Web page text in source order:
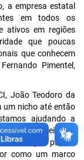
a empresa estatal
em todos os
ativos em regiões
que poucas
que conhecem
Pimentel,
João Teodoro da
um nicho até então
ajudando a
imóveis e,
atuação para o
como um marco